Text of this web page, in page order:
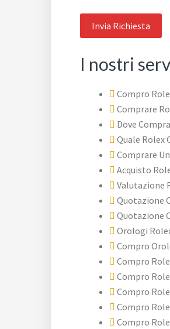
I nostri
Compro
Comprare
Dove
Quale Rolex
Comprare
Acquisto
Valutazione
Quotazione
Quotazione
Orologi
Compro
Compro
Compro
Compro
Compro
Compro